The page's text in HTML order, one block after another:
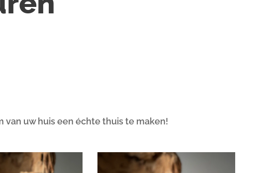
van uw huis een échte thuis te maken!